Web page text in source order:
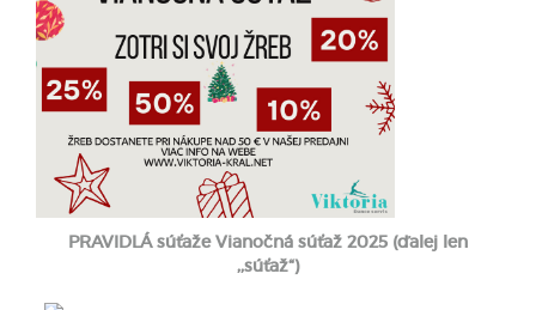
PRAVIDLÁ súťažeVianočná súťaž 2025 (ďalej len
,,súťaž“)